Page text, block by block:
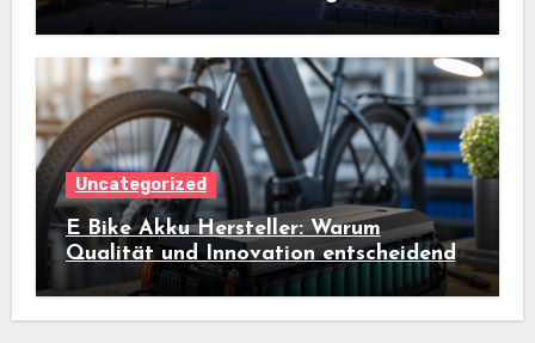
Uncategorized
E Bike Akku Hersteller: Warum
Qualität und Innovation entscheidend